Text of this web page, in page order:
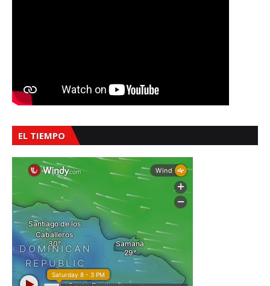
EL TIEMPO